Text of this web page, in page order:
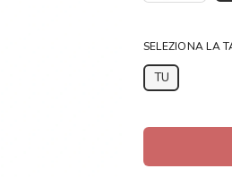
SELEZIONA LA
TU